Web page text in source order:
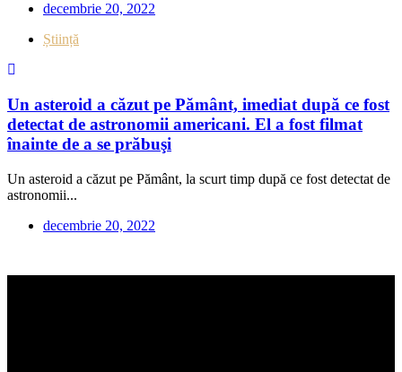
decembrie 20, 2022
Știință
Un asteroid a căzut pe Pământ, imediat după ce fost
detectat de astronomii americani. El a fost filmat
înainte de a se prăbuşi
Un asteroid a căzut pe Pământ, la scurt timp după ce fost detectat de
astronomii...
decembrie 20, 2022